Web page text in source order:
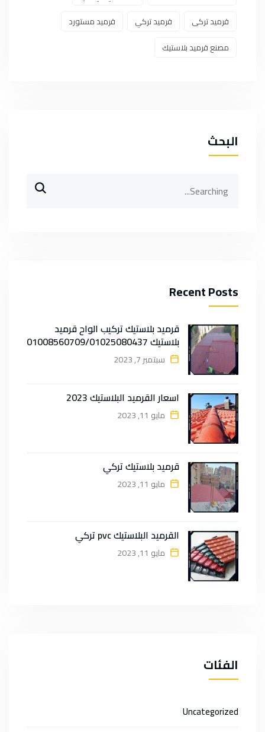
قرميد تركى
قرميد تركي
قرميد مستورد
مصنع قرميد بلاستيك
البحث
for:
Recent Posts
قرميد بلاستيك تركيب الواح قرميد
بلاستيك 01008560709/01025080437
سبتمبر 7, 2023
اسعار القرميد البلاستيك 2023
مايو 11, 2023
قرميد بلاستيك تركي
مايو 11, 2023
القرميد البلاستيك pvc تركي
مايو 11, 2023
الفئات
Uncategorized